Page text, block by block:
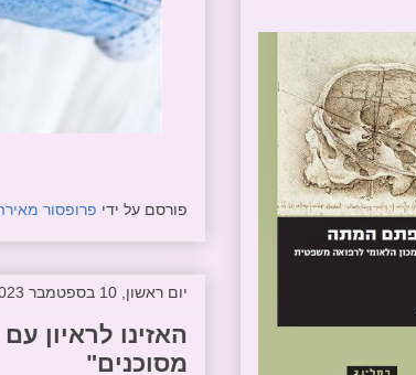
פורסם על ידי פרופסור
יום ראשון, 10 בספטמבר 2023
האזינו לראיון
מסוכנים"